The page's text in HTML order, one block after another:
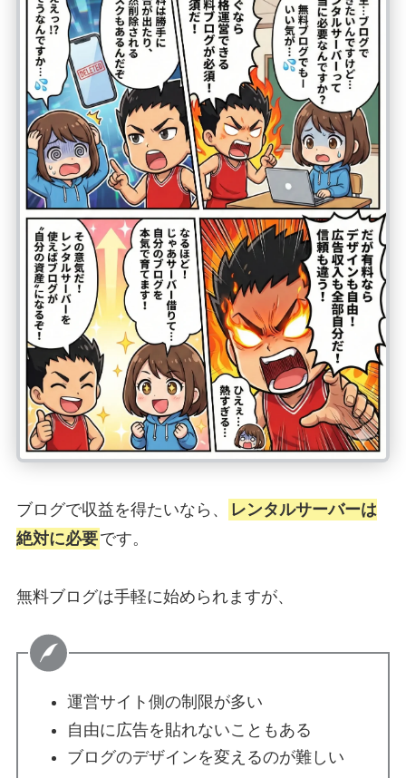
ブログで収益を得たいなら、
レンタルサーバーは
絶対に必要です。
無料ブログは手軽に始められますが、
運営サイト側の制限が多い
自由に広告を貼れないこともある
ブログのデザインを変えるのが難しい